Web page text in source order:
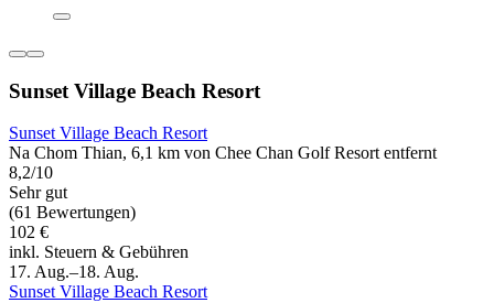
Sunset Village Beach Resort
Sunset Village Beach Resort
Na Chom Thian, 6,1 km von Chee Chan Golf Resort entfernt
8,2/10
Sehr gut
(61 Bewertungen)
102 €
inkl. Steuern & Gebühren
17. Aug.–18. Aug.
Sunset Village Beach Resort